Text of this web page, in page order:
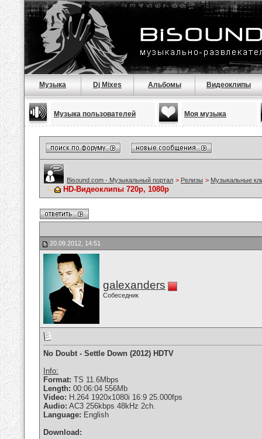
Музыка Dj Mixes Альбомы Видеоклипы
Музыка пользователей Моя музыка
Bisound.com - Музыкальный портал > Релизы > Музыкальные
HD-Видеоклипы 720p, 1080p
20.09.2012, 14:51
galexanders
Собеседник
No Doubt - Settle Down (2012) HDTV
Info:
Format: TS 11.6Mbps
Length: 00:06:04 556Mb
Video: H.264 1920x1080i 16:9 25.000fps
Audio: AC3 256kbps 48kHz 2ch.
Language: English
Download: